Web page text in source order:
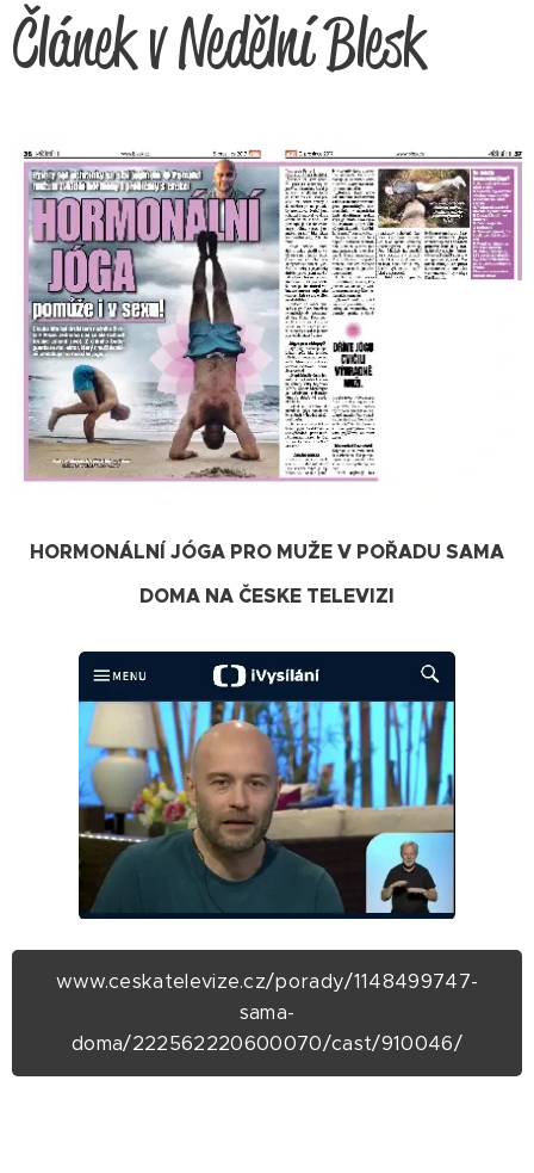
Článek v Nedělní Blesk
HORMONÁLNÍ JÓGA PRO MUŽE V POŘADU SAMA
DOMA NA ČESKE TELEVIZI
www.ceskatelevize.cz/porady/1148499747-
sama-
doma/222562220600070/cast/910046/